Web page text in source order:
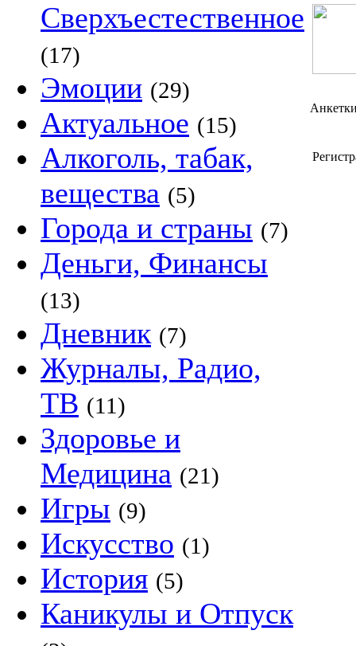
Сверхъестественное
(17)
Эмоции (29)
Актуальное (15)
Алкоголь, табак,
вещества (5)
Города и страны (7)
Деньги, Финансы
(13)
Дневник (7)
Журналы, Радио,
ТВ (11)
Здоровье и
Медицина (21)
Игры (9)
Искусство (1)
История (5)
Каникулы и Отпуск